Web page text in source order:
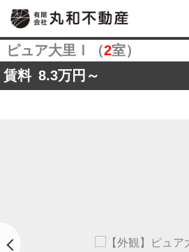
ピュア大里Ⅰ（2室）
賃料 8.3万円～